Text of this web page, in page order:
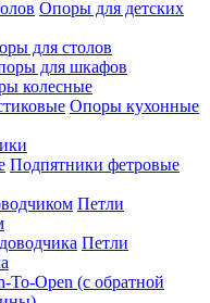
Опоры для детских
для столов
для шкафов
колесные
Опоры кухонные
Подпятники фетровые
Петли
Петли